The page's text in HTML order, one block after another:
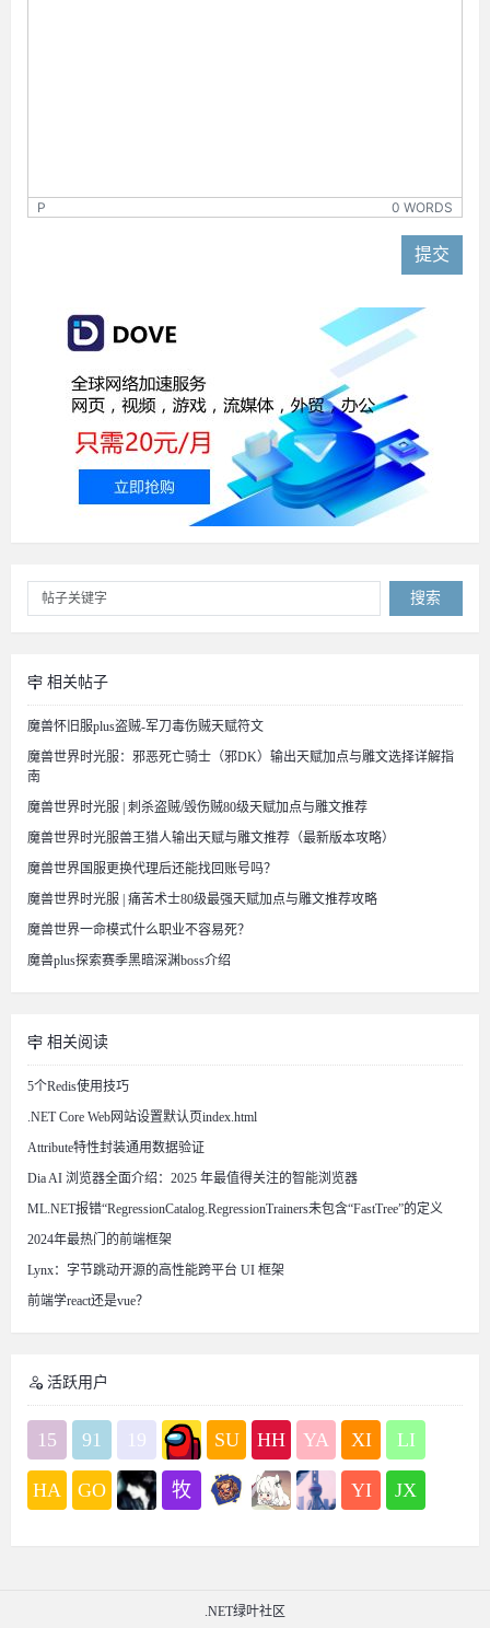
P 0 WORDS
提交
搜索
相关帖子
魔兽怀旧服plus盗贼-军刀毒伤贼天赋符文
魔兽世界时光服：邪恶死亡骑士（邪DK）输出天赋加点与雕文选择详解指
南
魔兽世界时光服 | 刺杀盗贼/毁伤贼80级天赋加点与雕文推荐
魔兽世界时光服兽王猎人输出天赋与雕文推荐（最新版本攻略）
魔兽世界国服更换代理后还能找回账号吗？
魔兽世界时光服 | 痛苦术士80级最强天赋加点与雕文推荐攻略
魔兽世界一命模式什么职业不容易死？
魔兽plus探索赛季黑暗深渊boss介绍
相关阅读
5个Redis使用技巧
.NET Core Web网站设置默认页index.html
Attribute特性封装通用数据验证
Dia AI 浏览器全面介绍：2025 年最值得关注的智能浏览器
ML.NET报错“RegressionCatalog.RegressionTrainers未包含“FastTree”的定义
2024年最热门的前端框架
Lynx：字节跳动开源的高性能跨平台 UI 框架
前端学react还是vue？
活跃用户
15 91 19 SU HH YA XI LI
HA GO 牧 YI JX
.NET绿叶社区